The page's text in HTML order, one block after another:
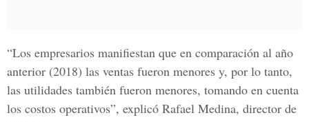
“Los empresarios manifiestan que en comparación al año
anterior (2018) las ventas fueron menores y, por lo tanto,
las utilidades también fueron menores, tomando en cuenta
los costos operativos”, explicó Rafael Medina, director de